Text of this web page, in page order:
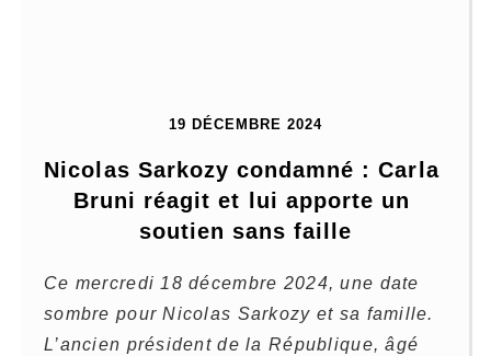
19 DÉCEMBRE 2024
Nicolas Sarkozy condamné : Carla
Bruni réagit et lui apporte un
soutien sans faille
Ce mercredi 18 décembre 2024, une date
sombre pour Nicolas Sarkozy et sa famille.
L’ancien président de la République, âgé